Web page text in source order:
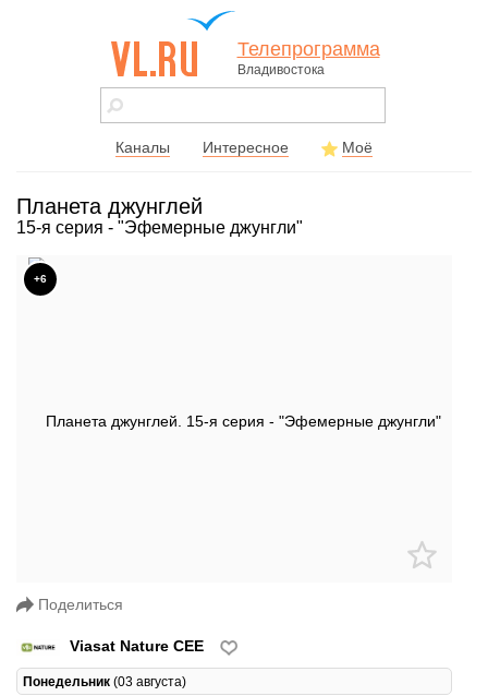
vl.ru - сайт
города
Телепрограмма
Владивостока
Каналы Интересное Моё
Планета джунглей
15-я серия - "Эфемерные джунгли"
+6
Поделиться
Viasat Nature CEE
Понедельник (03 августа)